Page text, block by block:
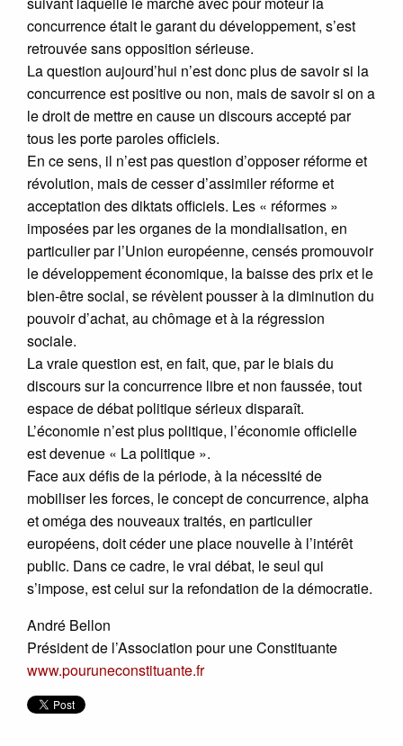
concurrence était le garant du développement, s’est
retrouvée sans opposition sérieuse.
La question aujourd’hui n’est donc plus de savoir si la
concurrence est positive ou non, mais de savoir si on a
le droit de mettre en cause un discours accepté par
tous les porte paroles officiels.
En ce sens, il n’est pas question d’opposer réforme et
révolution, mais de cesser d’assimiler réforme et
acceptation des diktats officiels. Les « réformes »
imposées par les organes de la mondialisation, en
particulier par l’Union européenne, censés promouvoir
le développement économique, la baisse des prix et le
bien-être social, se révèlent pousser à la diminution du
pouvoir d’achat, au chômage et à la régression
sociale.
La vraie question est, en fait, que, par le biais du
discours sur la concurrence libre et non faussée, tout
espace de débat politique sérieux disparaît.
L’économie n’est plus politique, l’économie officielle
est devenue « La politique ».
Face aux défis de la période, à la nécessité de
mobiliser les forces, le concept de concurrence, alpha
et oméga des nouveaux traités, en particulier
européens, doit céder une place nouvelle à l’intérêt
public. Dans ce cadre, le vrai débat, le seul qui
s’impose, est celui sur la refondation de la démocratie.
André Bellon
Président de l’Association pour une Constituante
www.pouruneconstituante.fr